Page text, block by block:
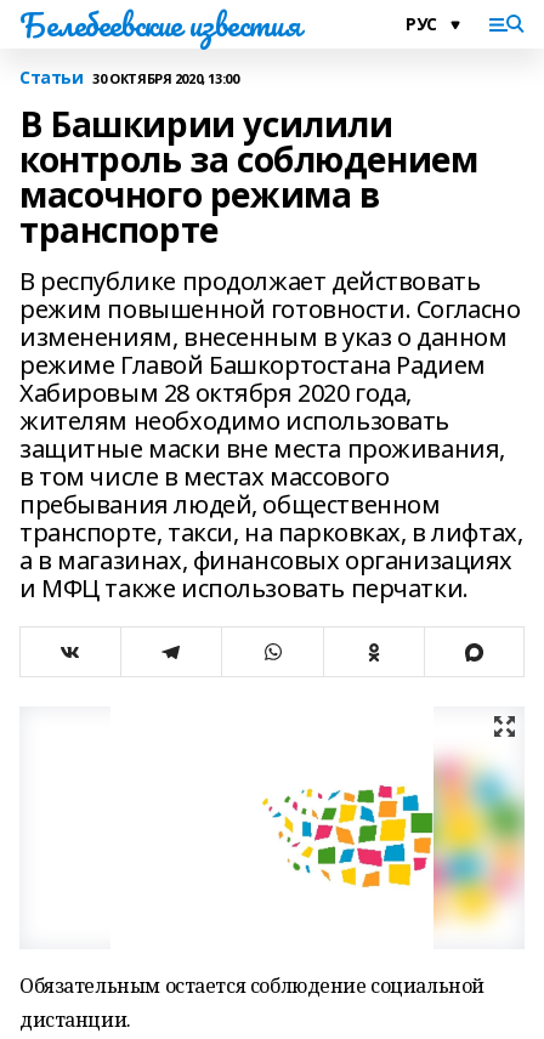
Белебеевские известия
Статьи 30 ОКТЯБРЯ 2020, 13:00
В Башкирии усилили
контроль за соблюдением
масочного режима в
транспорте
В республике продолжает действовать
режим повышенной готовности. Согласно
изменениям, внесенным в указ о данном
режиме Главой Башкортостана Радием
Хабировым 28 октября 2020 года,
жителям необходимо использовать
защитные маски вне места проживания,
в том числе в местах массового
пребывания людей, общественном
транспорте, такси, на парковках, в лифтах,
а в магазинах, финансовых организациях
и МФЦ также использовать перчатки.
Обязательным остается соблюдение социальной
дистанции.